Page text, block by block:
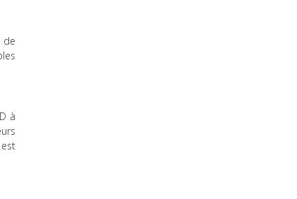
de
à